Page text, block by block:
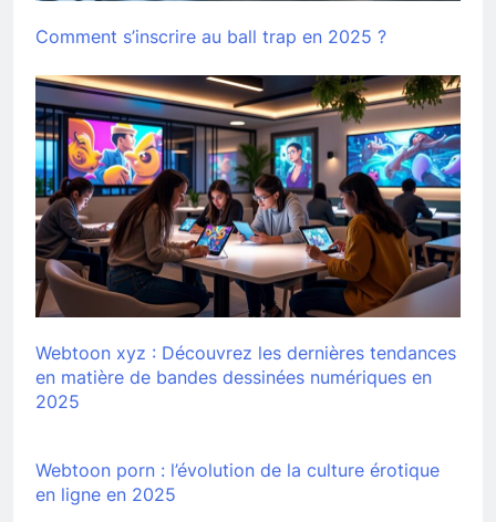
Comment s’inscrire au ball trap en 2025 ?
Webtoon xyz : Découvrez les dernières tendances
en matière de bandes dessinées numériques en
2025
Webtoon porn : l’évolution de la culture érotique
en ligne en 2025